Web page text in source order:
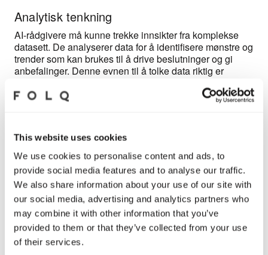
This website uses cookies
We use cookies to personalise content and ads, to
provide social media features and to analyse our traffic.
We also share information about your use of our site with
our social media, advertising and analytics partners who
may combine it with other information that you’ve
provided to them or that they’ve collected from your use
of their services.
Analytisk tenkning
AI-rådgivere må kunne trekke innsikter fra komplekse
datasett. De analyserer data for å identifisere mønstre og
trender som kan brukes til å drive beslutninger og gi
anbefalinger. Denne evnen til å tolke data riktig er
implementeringsprosessen. AI-rådgivere må
kunne planlegge, koordinere og styre AI-
prosjekter, inkludert ressursallokering, tidsstyring
og oppfølging av prosjektmål. Dette sikrer at AI-
løsningene blir levert innenfor tidsrammen og
budsjettet.